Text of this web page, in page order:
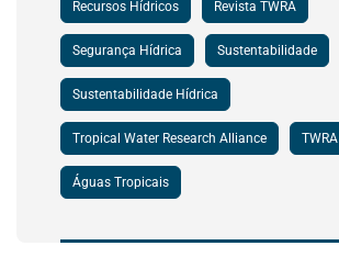
Recursos Hídricos Revista TWRA
Segurança Hídrica Sustentabilidade
Sustentabilidade Hídrica
Tropical Water Research Alliance TWRA
Águas Tropicais